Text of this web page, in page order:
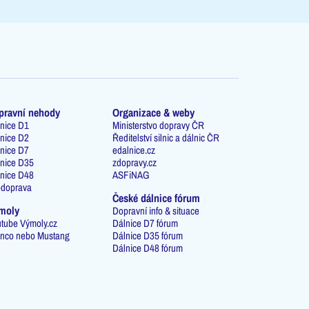
nehody
D1
D2
D7
D35
D48
Výmoly.cz
nebo Mustang
Organizace & weby
Ministerstvo dopravy ČR
Ředitelství silnic a dálnic ČR
edalnice.cz
zdopravy.cz
ASFiNAG
České dálnice fórum
Dopravní info & situace
Dálnice D7 fórum
Dálnice D35 fórum
Dálnice D48 fórum